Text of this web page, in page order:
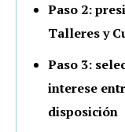
Paso 2:
Talleres y
Paso 3:
interese
disposición